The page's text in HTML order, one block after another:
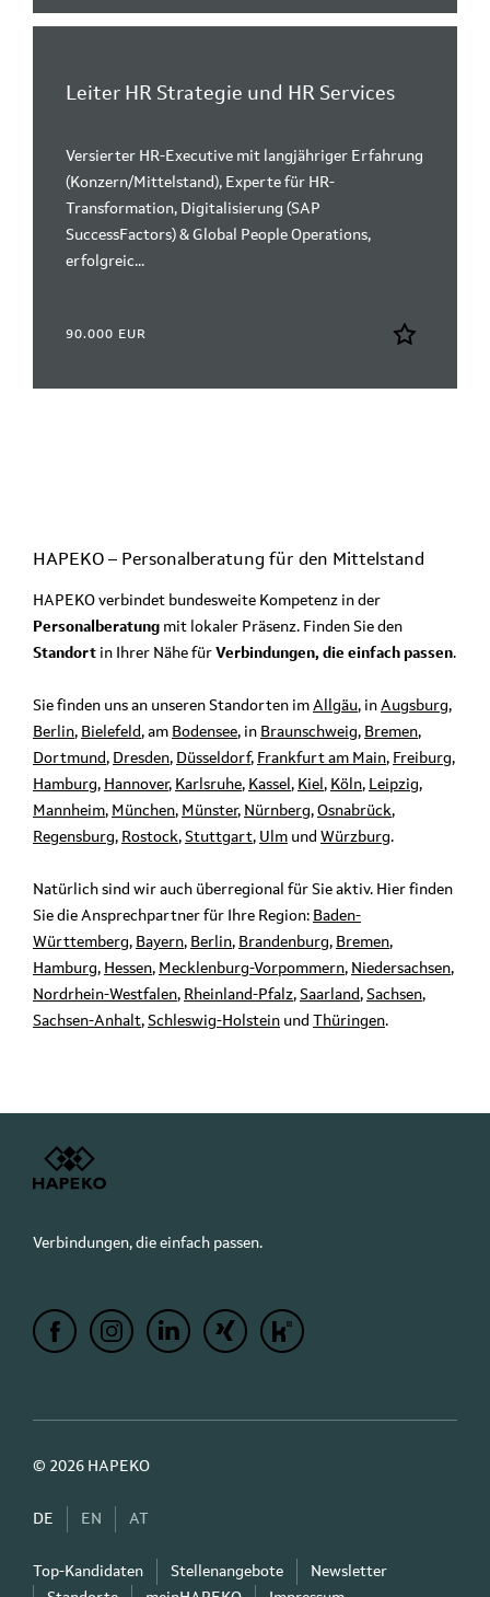
Leiter HR Strategie und HR Services
Versierter HR-Executive mit langjähriger Erfahrung
(Konzern/Mittelstand), Experte für HR-
Transformation, Digitalisierung (SAP
SuccessFactors) & Global People Operations,
erfolgreic...
90.000 EUR
HAPEKO – Personalberatung für den Mittelstand
HAPEKO verbindet bundesweite Kompetenz in der
Personalberatung mit lokaler Präsenz. Finden Sie den
Standort in Ihrer Nähe für Verbindungen, die einfach passen.
Sie finden uns an unseren Standorten im Allgäu, in Augsburg,
Berlin, Bielefeld, am Bodensee, in Braunschweig, Bremen,
Dortmund, Dresden, Düsseldorf, Frankfurt am Main, Freiburg,
Hamburg, Hannover, Karlsruhe, Kassel , Kiel , Köln, Leipzig,
Mannheim, München, Münster, Nürnberg, Osnabrück,
Regensburg, Rostock, Stuttgart, Ulm und Würzburg.
Natürlich sind wir auch überregional für Sie aktiv. Hier finden
Sie die Ansprechpartner für Ihre Region: Baden-
Württemberg, Bayern, Berlin, Brandenburg, Bremen,
Hamburg, Hessen, Mecklenburg-Vorpommern, Niedersachsen,
Nordrhein-Westfalen, Rheinland-Pfalz, Saarland, Sachsen,
Sachsen-Anhalt, Schleswig-Holstein und Thüringen.
Verbindungen, die einfach passen.
© 2026 HAPEKO
DE EN AT
Top-Kandidaten Stellenangebote
Newsletter